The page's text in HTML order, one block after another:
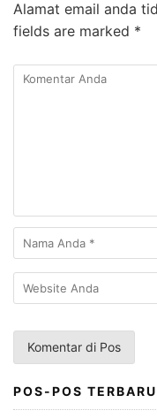
Alamat email anda
fields are marked *
POS-POS TERBARU